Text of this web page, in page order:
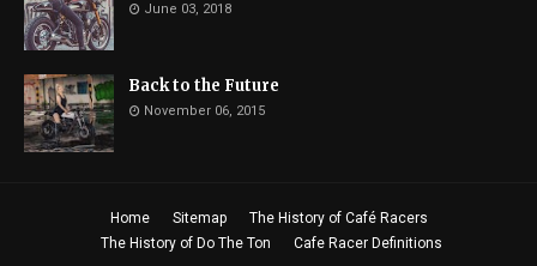
June 03, 2018
Back to the Future
November 06, 2015
Home Sitemap
The History of Café Racers
The History of Do The Ton
Cafe Racer Definitions